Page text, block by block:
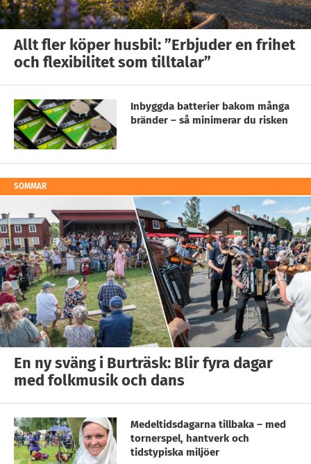
Allt fler köper husbil: ”Erbjuder en frihet
och flexibilitet som tilltalar”
Inbyggda batterier bakom många
bränder – så minimerar du risken
SOMMAR
En ny sväng i Burträsk: Blir fyra dagar
med folkmusik och dans
Medeltidsdagarna tillbaka – med
tornerspel, hantverk och
tidstypiska miljöer